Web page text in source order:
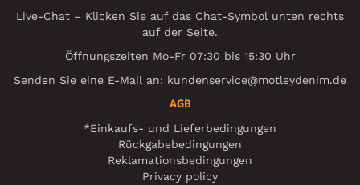
Live-Chat – Klicken Sie auf das Chat-Symbol unten rechts
auf der Seite.
Öffnungszeiten Mo-Fr 07:30 bis 15:30 Uhr
Senden Sie eine E-Mail an: kundenservice@motleydenim.de
AGB
*Einkaufs- und Lieferbedingungen
Rückgabebedingungen
Reklamationsbedingungen
Privacy policy